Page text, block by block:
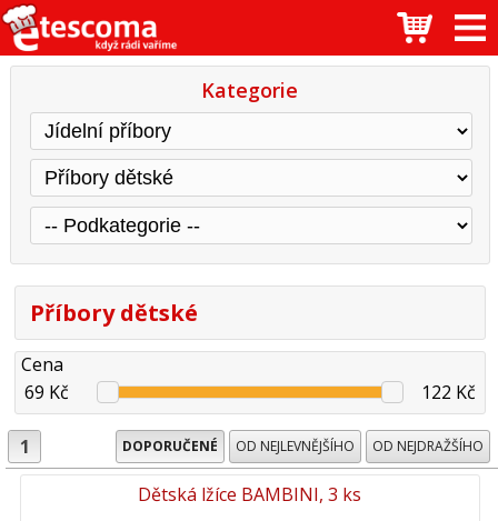
Kategorie
Příbory dětské
Cena
69 Kč
122 Kč
1 DOPORUČENÉ OD NEJLEVNĚJŠÍHO OD NEJDRAŽŠÍHO
Dětská lžíce BAMBINI, 3 ks